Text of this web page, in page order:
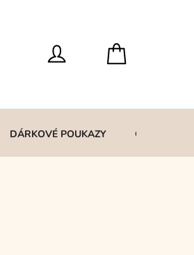
DÁRKOVÉ POUKAZY O MNĚ